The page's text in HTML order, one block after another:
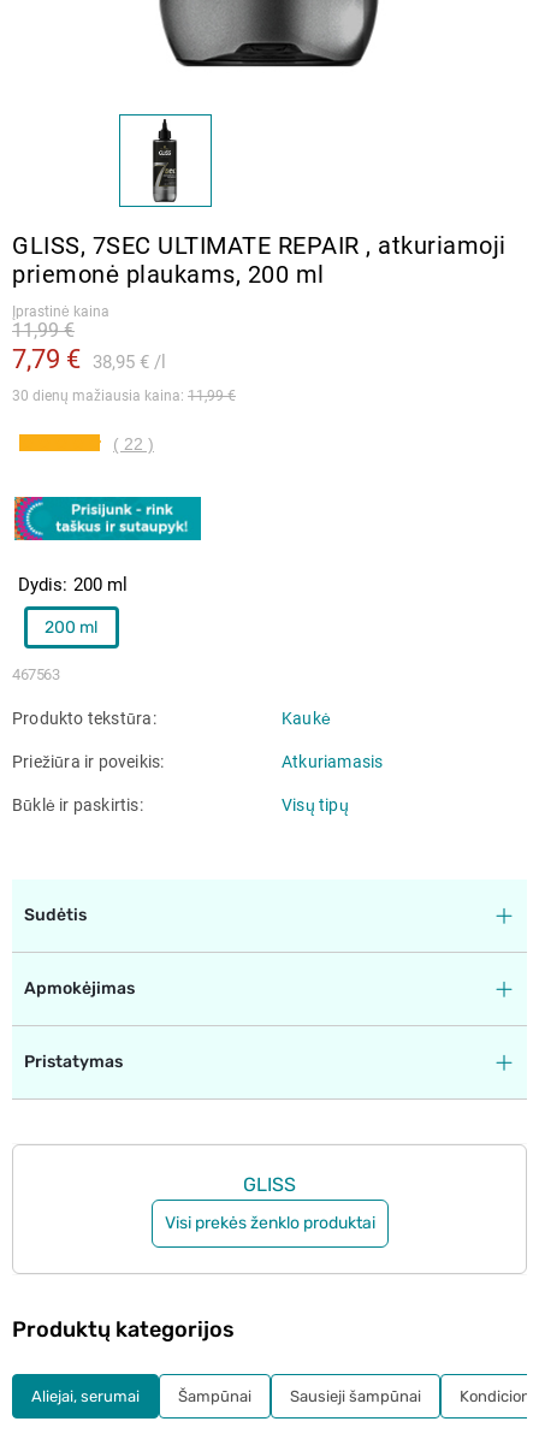
GLISS, 7SEC ULTIMATE REPAIR , atkuriamoji
priemonė plaukams, 200 ml
Įprastinė kaina
7,79 € 38,95 €
11,99 €
30 dienų mažiausia kaina: 11,99 €
( 22 )
467563
Dydis 200 ml
200 ml
Produkto tekstūra Kaukė
Priežiūra ir poveikis Atkuriamasis
Būklė ir paskirtis Visų tipų
Sudėtis
Apmokėjimas
Pristatymas
GLISS
Visi prekės ženklo produktai
Produktų kategorijos
Aliejai, serumai Šampūnai Sausieji šampūnai